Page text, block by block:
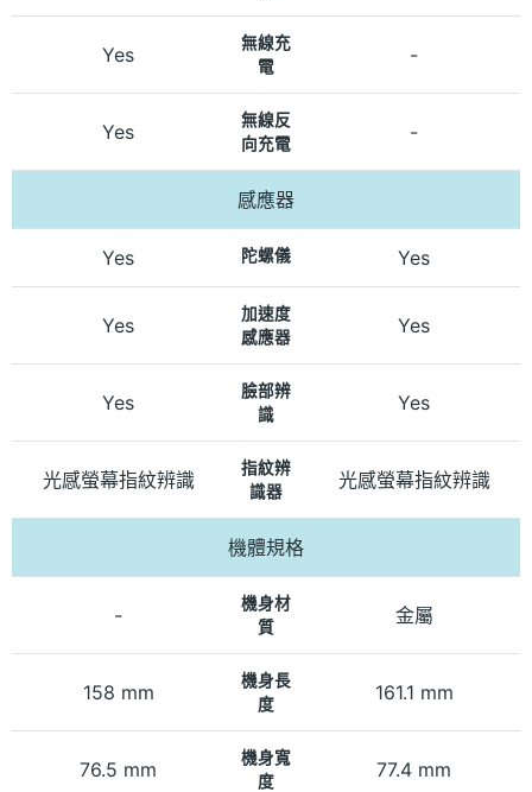
Yes
無線充
電
-
Yes
無線反
向充電
-
感應器
Yes 陀螺儀 Yes
Yes
加速度
感應器
Yes
Yes
臉部辨
識
Yes
光感螢幕指紋辨識
指紋辨
識器
光感螢幕指紋辨識
機體規格
-
機身材
質
金屬
158 mm
機身長
度
161.1 mm
76.5 mm
機身寬
度
77.4 mm